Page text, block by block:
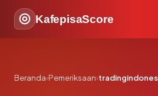
KafepisaScore
Beranda›Pemeriksaan›